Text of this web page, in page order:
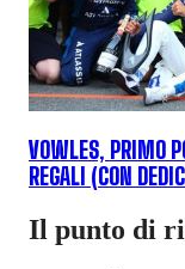
VOWLES, PRIMO
REGALI (CON
Il punto di